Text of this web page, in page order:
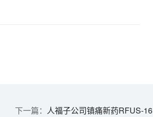
人福子公司镇痛新药RFUS-1646片获批临床 | 1分钟药闻速览